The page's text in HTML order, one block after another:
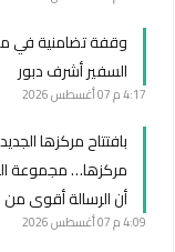
وقفة تضامنية في
السفير أشرف دبور
4:17 م 07 أغسطس 2026
بافتتاح مركزها
مركزها… مجموعة
أن الرسالة أقوى من
4:09 م 07 أغسطس 2026